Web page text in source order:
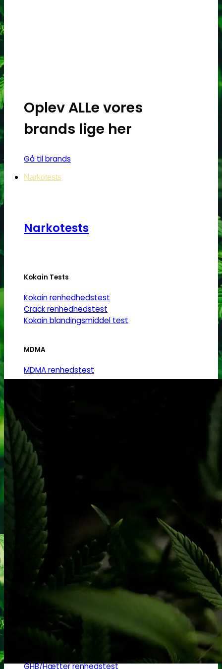
Oplev ALLe vores
brands lige her
Gå til brands
Narkotests
Narkotests
Kokain Tests
Kokain renhedhedstest
Crack renhedhedstest
Kokain blandingsmiddel test
MDMA
MDMA renhedstest
Heroin
Heroin renhedstest
Badesalte
Badesalte renhedstest
LSD renhedstest
Benzoer renhedstest
GHB/Hætter renhedstest